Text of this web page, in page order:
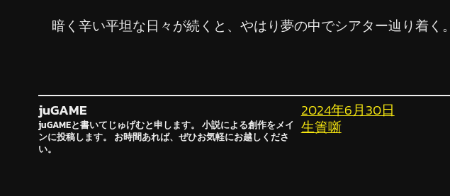
暗く辛い平坦な日々が続くと、やはり夢の中でシアター辿り着く
juGAME
juGAMEと書いてじゅげむと申します。 小説による創作をメイ
ンに投稿します。 お時間あれば、ぜひお気軽にお越しくださ
い。
2024年6月30日
生簀噺